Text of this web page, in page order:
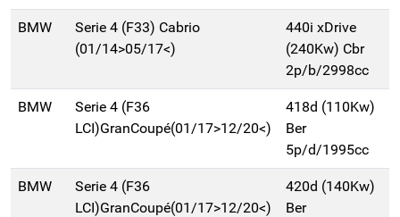
BMW
Serie 4 (F33) Cabrio
(01/14>05/17<)
440i xDrive
(240Kw) Cbr
2p/b/2998cc
BMW
Serie 4 (F36
LCI)GranCoupé(01/17>12/20<)
418d (110Kw)
Ber
5p/d/1995cc
BMW
Serie 4 (F36
LCI)GranCoupé(01/17>12/20<)
420d (140Kw)
Ber